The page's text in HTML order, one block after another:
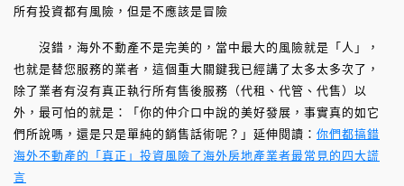
所有投資都有風險，但是不應該是冒險
沒錯，海外不動產不是完美的，當中最大的風險就是「人」，
也就是替您服務的業者，這個重大關鍵我已經講了太多太多次了，
除了業者有沒有真正執行所有售後服務（代租、代管、代售）以
外，最可怕的就是：「你的仲介口中說的美好發展，事實真的如它
們所說嗎，還是只是單純的銷售話術呢？」延伸閱讀： 你們都搞錯
海外不動產的「真正」投資風險了海外房地產業者最常見的四大謊
言